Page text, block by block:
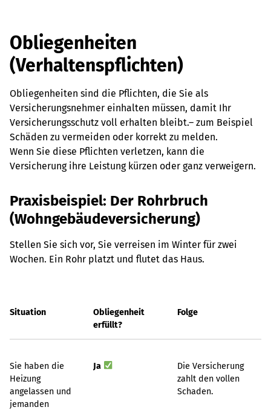
Obliegenheiten
(Verhaltenspflichten)
Obliegenheiten sind die Pflichten, die Sie als
Versicherungsnehmer einhalten müssen, damit Ihr
Versicherungsschutz voll erhalten bleibt.– zum Beispiel
Schäden zu vermeiden oder korrekt zu melden.
Wenn Sie diese Pflichten verletzen, kann die
Versicherung ihre Leistung kürzen oder ganz verweigern.
Praxisbeispiel: Der Rohrbruch
(Wohngebäudeversicherung)
Stellen Sie sich vor, Sie verreisen im Winter für zwei
Wochen. Ein Rohr platzt und flutet das Haus.
Situation
Obliegenheit
erfüllt?
Folge
Sie haben die
Heizung
angelassen und
jemanden
Ja
Die Versicherung
zahlt den vollen
Schaden.